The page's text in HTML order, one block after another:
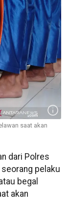
saat akan
dari Polres
pelaku
begal
akan